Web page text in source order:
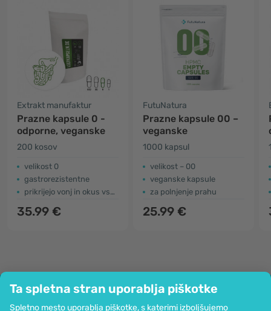
Ta spletna stran uporablja piškotke
Spletno mesto uporablja piškotke, s katerimi izboljšujemo
Extrakt manufaktur
Prazne kapsule 0 -
odporne, veganske
200 kosov
velikost 0
gastrorezistentne
prikrijejo vonj in okus vsebine
35.99 €
FutuNatura
Prazne kapsule 00 –
veganske
1000 kapsul
velikost – 00
veganske kapsule
za polnjenje prahu
25.99 €
Podjetje